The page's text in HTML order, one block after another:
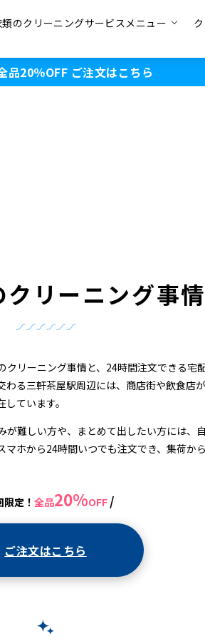
類のクリーニングサービスメニュー
品20％OFF ご注文はこちら
クリーニング事情
リーニング事情と、24時間注文できる宅
る三軒茶屋駅周辺には、商店街や飲食店
ています。
が難しい方や、まとめて出したい方には、
マホから24時間いつでも注文でき、集荷か
限定！ 全品20%OFF /
ご注文はこちら